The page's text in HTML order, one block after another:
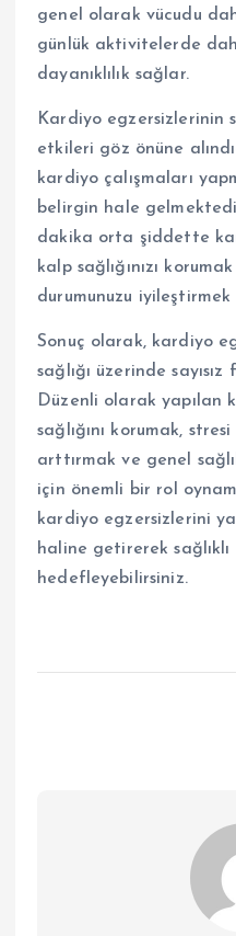
genel olarak vücudu
günlük aktivitelerde
dayanıklılık sağlar.
Kardiyo egzersizlerinin
etkileri göz önüne
kardiyo çalışmaları
belirgin hale
dakika orta şiddette
kalp sağlığınızı
durumunuzu
Sonuç olarak, kardiyo
sağlığı üzerinde
Düzenli olarak yapılan
sağlığını korumak,
arttırmak ve genel
için önemli bir rol
kardiyo egzersizlerini
haline getirerek
hedefleyebilirsiniz.